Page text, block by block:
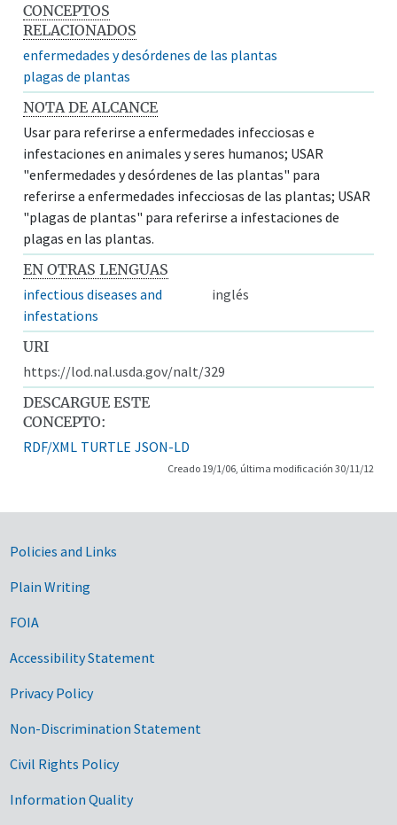
CONCEPTOS
RELACIONADOS
enfermedades y desórdenes de las plantas
plagas de plantas
NOTA DE ALCANCE
Usar para referirse a enfermedades infecciosas e
infestaciones en animales y seres humanos; USAR
"enfermedades y desórdenes de las plantas" para
referirse a enfermedades infecciosas de las plantas; USAR
"plagas de plantas" para referirse a infestaciones de
plagas en las plantas.
EN OTRAS LENGUAS
infectious diseases and
infestations
inglés
URI
https://lod.nal.usda.gov/nalt/329
DESCARGUE ESTE
CONCEPTO:
RDF/XML TURTLE JSON-LD
Creado 19/1/06, última modificación 30/11/12
Government Links
Policies and Links
Plain Writing
FOIA
Accessibility Statement
Privacy Policy
Non-Discrimination Statement
Civil Rights Policy
Information Quality